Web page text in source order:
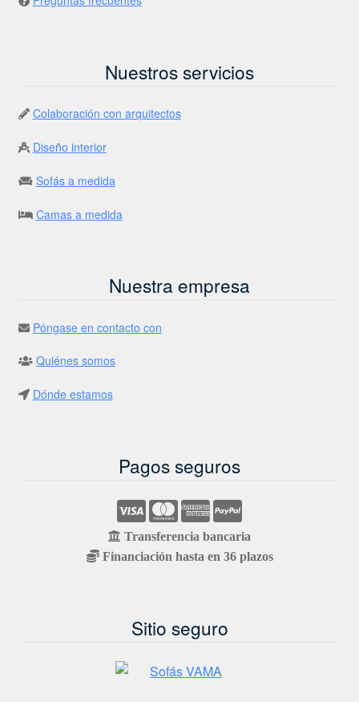
Nuestros servicios
Colaboración con arquitectos
Diseño interior
Sofás a medida
Camas a medida
Nuestra empresa
Póngase en contacto con
Quiénes somos
Dónde estamos
Pagos seguros
Transferencia bancaria
Financiación hasta en 36 plazos
Sitio seguro